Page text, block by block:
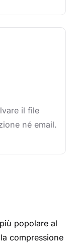
il file
né email.
popolare al
compressione